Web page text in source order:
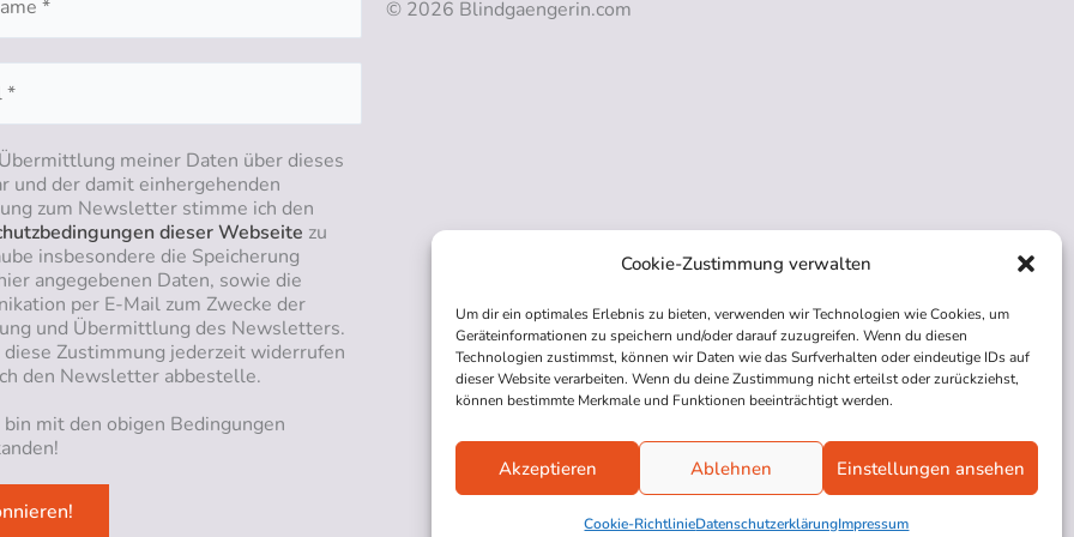
Cookie-Zustimmung verwalten
Um dir ein optimales Erlebnis zu bieten, verwenden wir Technologien wie Cookies, um
Geräteinformationen zu speichern und/oder darauf zuzugreifen. Wenn du diesen
Technologien zustimmst, können wir Daten wie das Surfverhalten oder eindeutige IDs auf
dieser Website verarbeiten. Wenn du deine Zustimmung nicht erteilst oder zurückziehst,
können bestimmte Merkmale und Funktionen beeinträchtigt werden.
Akzeptieren Ablehnen Einstellungen ansehen
Cookie-RichtlinieDatenschutzerklärungImpressum
meiner Daten über dieses
und der damit einhergehenden
zum Newsletter stimme ich den
dieser Webseite zu
insbesondere die Speicherung
angegebenen Daten, sowie die
per E-Mail zum Zwecke der
und Übermittlung des Newsletters.
diese Zustimmung jederzeit widerrufen
den Newsletter abbestelle.
bin mit den obigen Bedingungen
© 2026 Blindgaengerin.com